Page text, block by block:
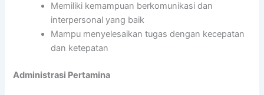
Memiliki kemampuan berkomunikasi dan
interpersonal yang baik
Mampu menyelesaikan tugas dengan kecepatan
dan ketepatan
Administrasi Pertamina